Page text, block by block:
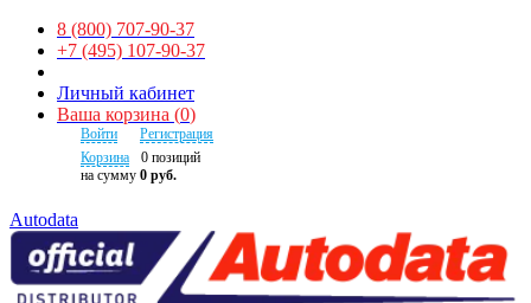
8 (800) 707-90-37
+7 (495) 107-90-37
Личный кабинет
Ваша корзина (0)
Войти
Регистрация
Корзина
0 позиций
на сумму 0 руб.
Autodata